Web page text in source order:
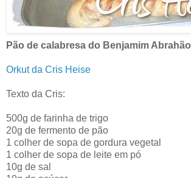
Pão de calabresa do Benjamim Abrahão
Orkut da Cris Heise
Texto da Cris:
500g de farinha de trigo
20g de fermento de pão
1 colher de sopa de gordura vegetal
1 colher de sopa de leite em pó
10g de sal